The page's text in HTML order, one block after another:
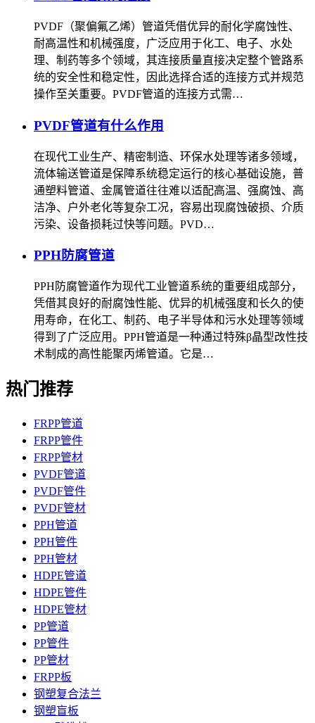
PVDF（聚偏氟乙烯）管道凭借优异的耐化学腐蚀性、
耐高温性和机械强度，广泛应用于化工、电子、水处
理、制药等多个领域，其连接质量直接决定整个管路系
统的安全性和稳定性，因此选择合适的连接方式并规范
操作至关重要。PVDF管道的连接方式需…
PVDF管道有什么作用
在现代工业生产、精密制造、环保水处理等诸多领域，
流体输送管道是保障系统稳定运行的核心基础设施，普
通塑料管道、金属管道往往难以适配高温、强腐蚀、高
洁净、户外老化等复杂工况，容易出现腐蚀破损、介质
污染、设备损耗过快等问题。PVD…
PPH防腐管道
PPH防腐管道作为现代工业管道系统的重要组成部分，
凭借其良好的耐腐蚀性能、优异的机械强度和长久的使
用寿命，在化工、制药、电子半导体和污水处理等领域
得到了广泛应用。PPH管道是一种通过特殊β晶型改性技
术制成的高性能聚丙烯管道。它是…
热门推荐
FRPP管道
FRPP管件
FRPP管材
PVDF管道
PVDF管件
PVDF管材
PPH管道
PPH管件
PPH管材
HDPE管道
HDPE管件
HDPE管材
PP管道
PP管件
PP管材
FRPP板
钢塑复合法兰
钢塑盲板